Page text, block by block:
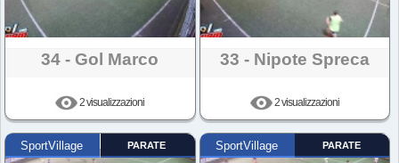
34 - Gol Marco
2 visualizzazioni
33 - Nipote Spreca
2 visualizzazioni
SportVillage PARATE SportVillage PARATE